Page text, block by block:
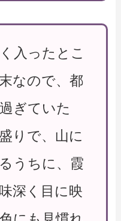
入ったとこ
なので、都
ぎていた
りで、山に
うちに、霞
深く目に映